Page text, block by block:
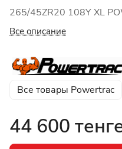
265/45ZR20 108Y XL
Все описание
Все товары Powertrac
44 600